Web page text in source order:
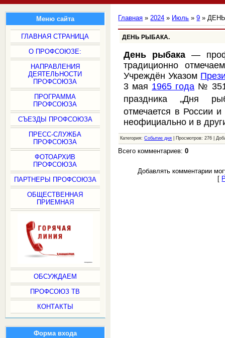
Меню сайта
ГЛАВНАЯ СТРАНИЦА
О ПРОФСОЮЗЕ:
НАПРАВЛЕНИЯ
ДЕЯТЕЛЬНОСТИ
ПРОФСОЮЗА
ПРОГРАММА
ПРОФСОЮЗА
СЪЕЗДЫ ПРОФСОЮЗА
ПРЕСС-СЛУЖБА
ПРОФСОЮЗА
ФОТОАРХИВ
ПРОФСОЮЗА
ПАРТНЕРЫ ПРОФСОЮЗА
ОБЩЕСТВЕННАЯ
ПРИЕМНАЯ
ОБСУЖДАЕМ
ПРОФСОЮЗ ТВ
КОНТАКТЫ
Форма входа
Главная »2024 » Июль » 9 »
ДЕНЬ РЫБАКА.
День рыбака —
традиционно
Учреждён Указом
3 мая 1965 года №
праздника „Дня
отмечается в России
неофициально и в
Категория:Событие дня | Просмотров: 276 |
Всего комментариев:0
Добавлять комментарии
[